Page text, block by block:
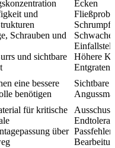
Ecken
und
Schrauben und
und sichtbare
Höhere
Entgraten
eine bessere
benötigen
Sichtbare
für kritische
über